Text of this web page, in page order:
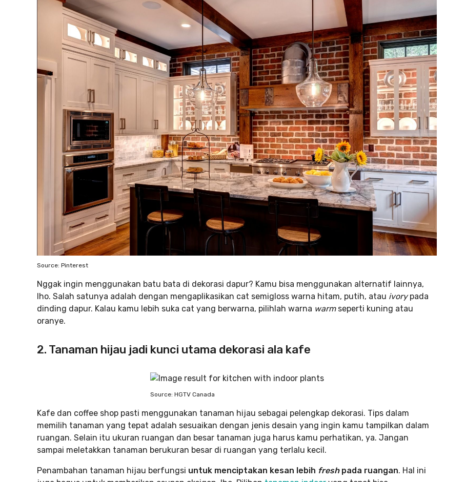
Source: Pinterest
Nggak ingin menggunakan batu bata di dekorasi dapur? Kamu bisa menggunakan alternatif lainnya,
lho. Salah satunya adalah dengan mengaplikasikan cat semigloss warna hitam, putih, atau ivorypada
dinding dapur. Kalau kamu lebih suka cat yang berwarna, pilihlah warna warm seperti kuning atau
oranye.
2. Tanaman hijau jadi kunci utama dekorasi ala kafe
Source: HGTV Canada
Kafe dan coffee shop pasti menggunakan tanaman hijau sebagai pelengkap dekorasi. Tips dalam
memilih tanaman yang tepat adalah sesuaikan dengan jenis desain yang ingin kamu tampilkan dalam
ruangan. Selain itu ukuran ruangan dan besar tanaman juga harus kamu perhatikan, ya. Jangan
sampai meletakkan tanaman berukuran besar di ruangan yang terlalu kecil.
Penambahan tanaman hijau berfungsi untuk menciptakan kesan lebih fresh pada ruangan. Hal ini